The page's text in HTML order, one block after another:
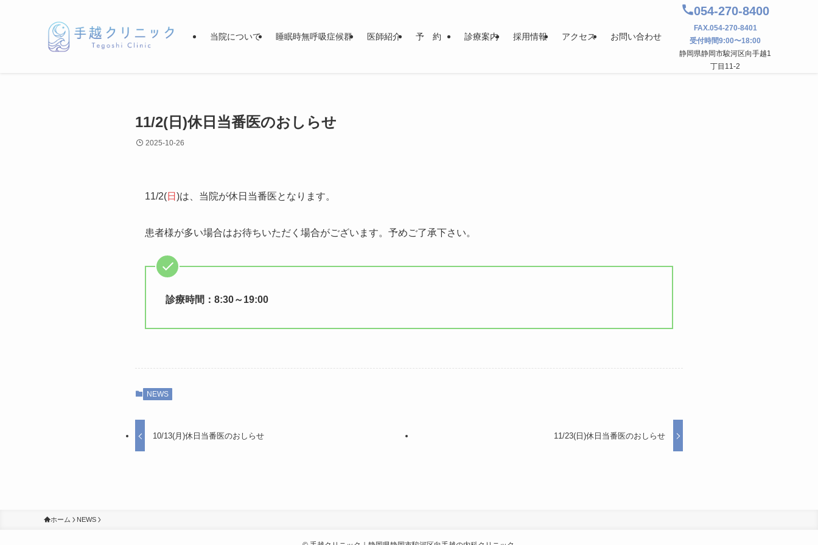
当院について 睡眠時無呼吸症候群 医師紹介 予 約 診療案内 採用情報 アクセス お問い合わせ
054-270-8400
FAX.054-270-8401
受付時間9:00〜18:00
静岡県静岡市駿河区向手越1
丁目11-2
11/2(日)休日当番医のおしらせ
2025-10-26
11/2(日 )は、当院が休日当番医となります。
患者様が多い場合はお待ちいただく場合がございます。予めご了承下さい。
診療時間：8:30～19:00
NEWS
10/13(月)休日当番医のおしらせ 11/23(日)休日当番医のおしらせ
ホーム NEWS